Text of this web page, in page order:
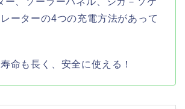
ーターの4つの充電方法があって
命も長く、安全に使える！